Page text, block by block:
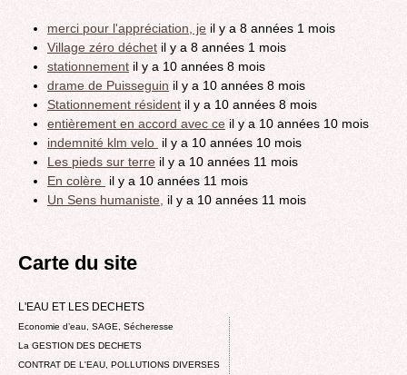
merci pour l'appréciation, je il y a 8 années 1 mois
Village zéro déchet il y a 8 années 1 mois
stationnement il y a 10 années 8 mois
drame de Puisseguin il y a 10 années 8 mois
Stationnement résident il y a 10 années 8 mois
entièrement en accord avec ce il y a 10 années 10 mois
indemnité klm velo il y a 10 années 10 mois
Les pieds sur terre il y a 10 années 11 mois
En colère il y a 10 années 11 mois
Un Sens humaniste, il y a 10 années 11 mois
Carte du site
L'EAU ET LES DECHETS
Economie d’eau, SAGE, Sécheresse
La GESTION DES DECHETS
CONTRAT DE L'EAU, POLLUTIONS DIVERSES